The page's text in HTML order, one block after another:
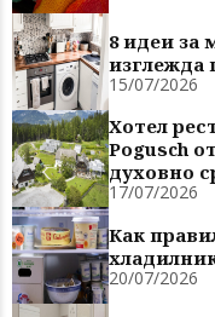
8 идеи за
изглежда
15/07/2026
Хотел
Pogusch
духовно
17/07/2026
Как
20/07/2026